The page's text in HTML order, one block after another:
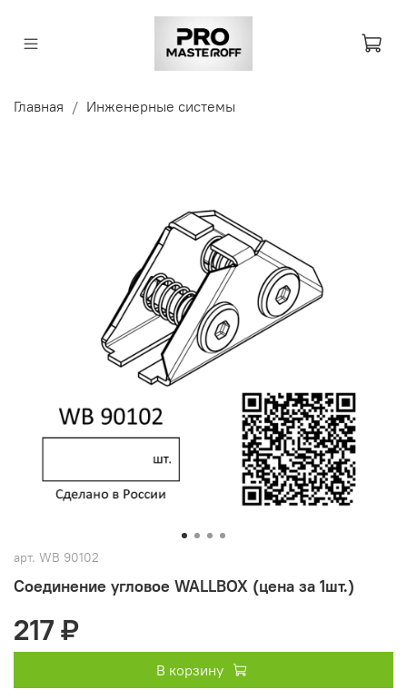
Главная Инженерные системы
арт. WB 90102
Соединение угловое WALLBOX (цена за 1шт.)
217 ₽
В корзину